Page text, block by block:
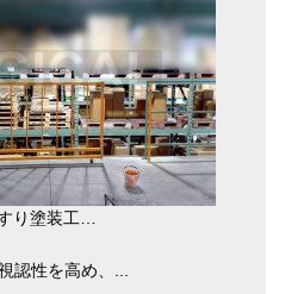
り塗装工…
認性を高め、...